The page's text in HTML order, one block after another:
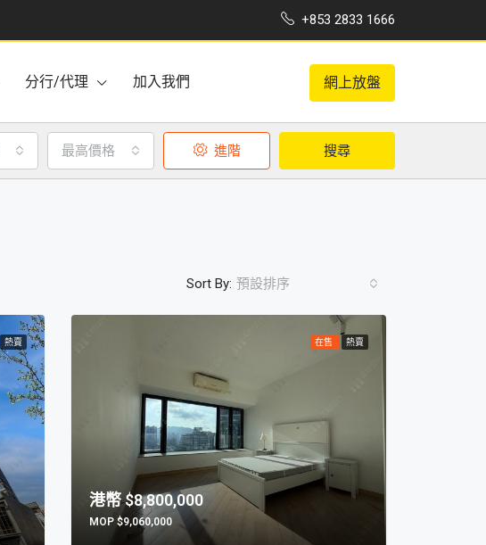
+853 2833 1666
分行/代理 加入我們 網上放盤
最高價格 進階 搜尋
Sort By: 預設排序
熱賣 在售 熱賣
$8,800,000
$9,060,000